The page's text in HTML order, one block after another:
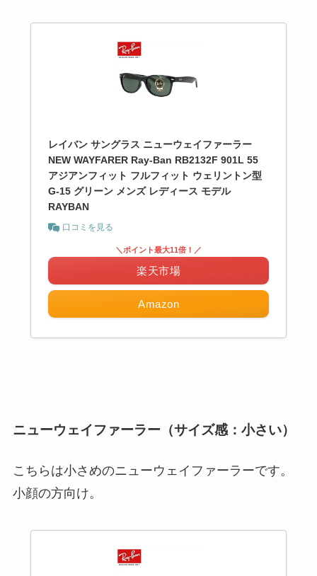
レイバン サングラス ニューウェイファーラー
NEW WAYFARER Ray-Ban RB2132F 901L 55
アジアンフィット フルフィット ウェリントン型
G-15 グリーン メンズ レディース モデル
RAYBAN
口コミを見る
Amazon
＼ポイント最大11倍！／
楽天市場
ニューウェイファーラー（サイズ感：小さい）
こちらは小さめのニューウェイファーラーです。
小顔の方向け。